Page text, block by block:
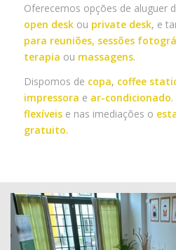
Oferecemos opções de aluguer
open deskou private desk, e
para reuniões, sessões
terapia ou massagens.
Dispomos de copa, coffee
impressora e ar-condicionado
flexíveise nas imediações o
gratuito.